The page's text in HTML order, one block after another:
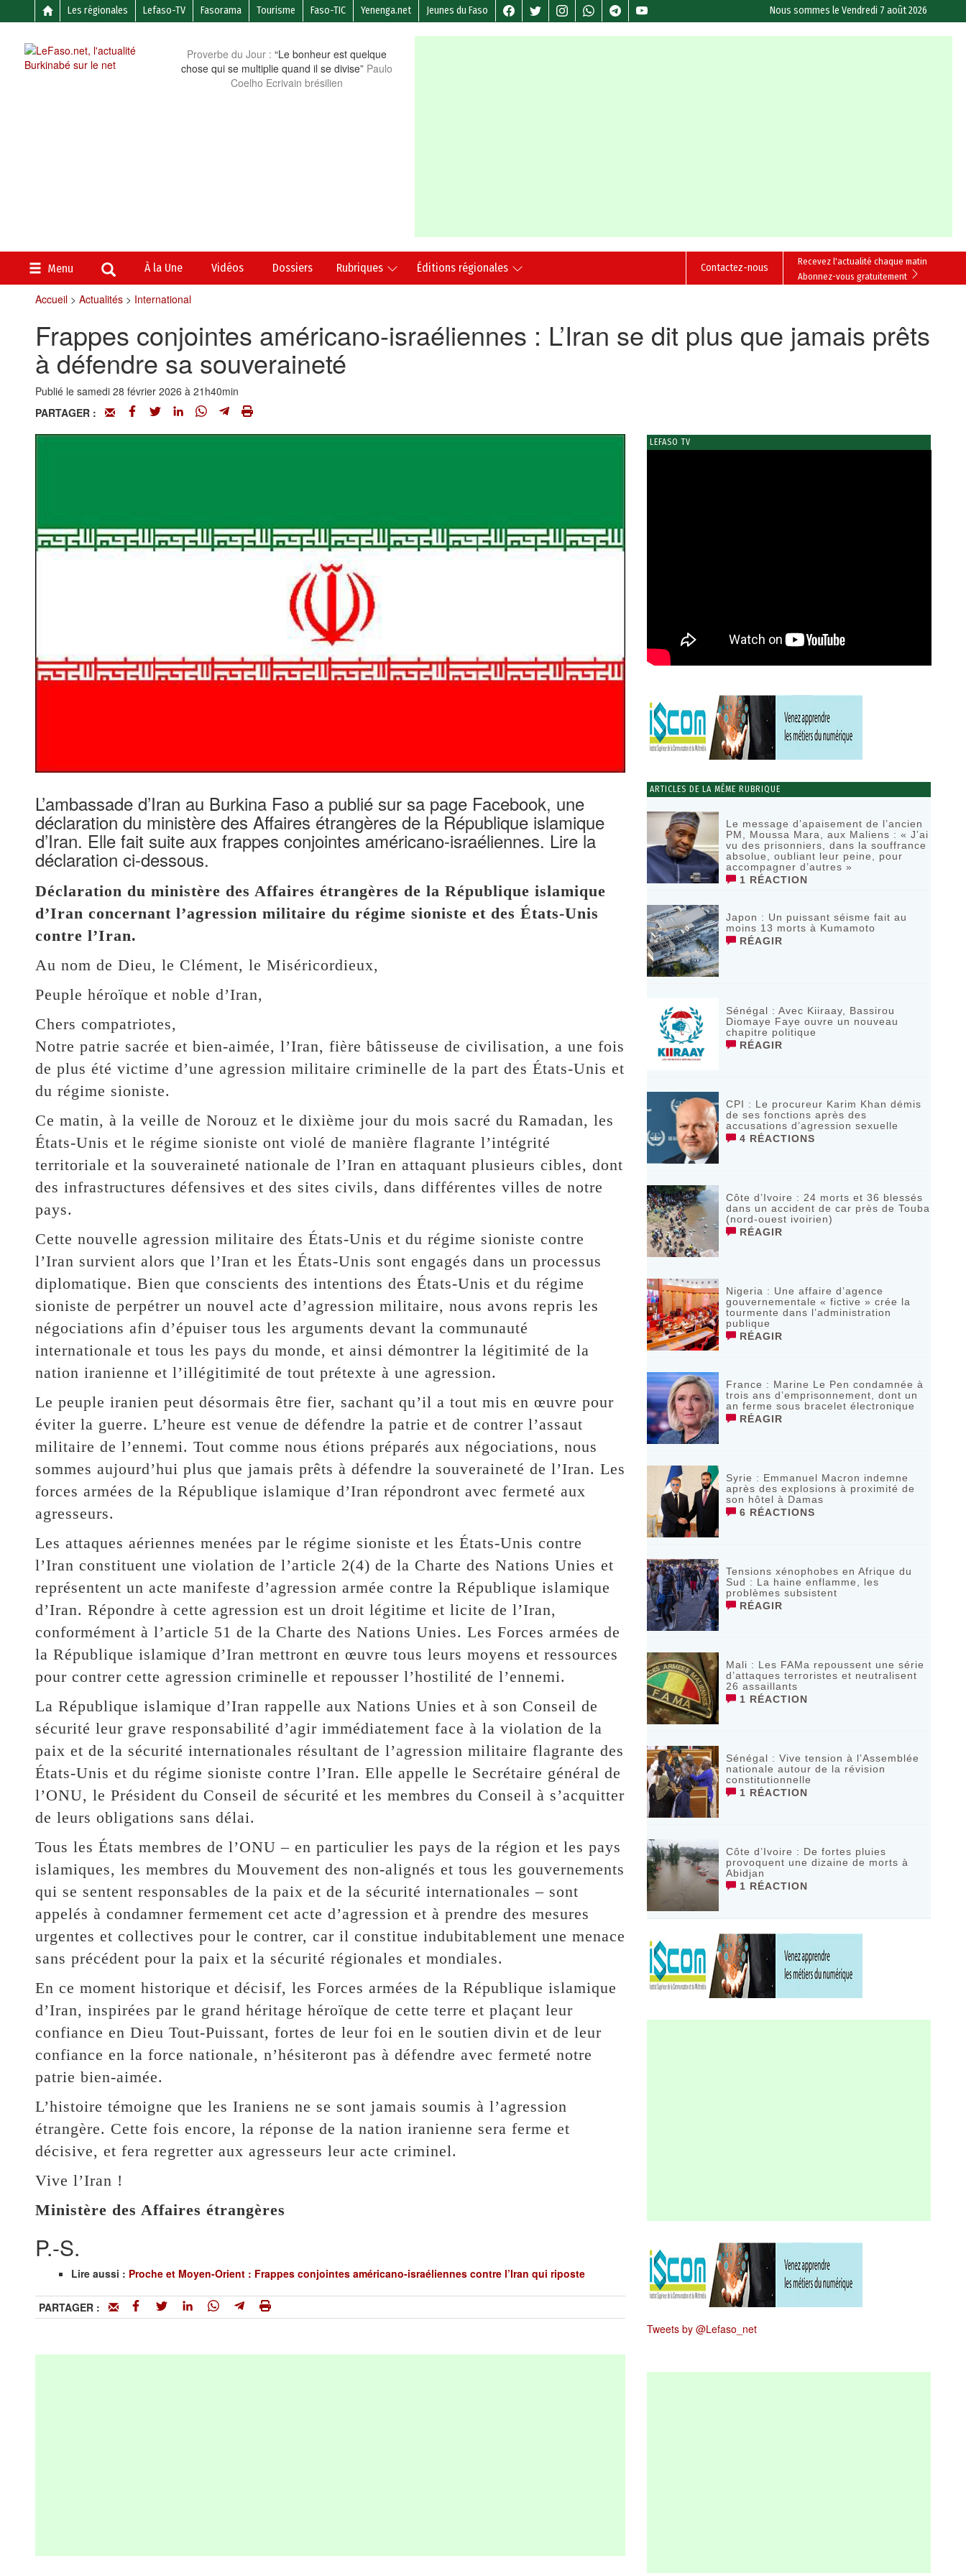
Les régionales Lefaso-TV Fasorama Tourisme Faso-TIC Yenenga.net Jeunes du Faso Nous sommes leVendredi 7 août 2026
Proverbe du Jour : “Le bonheur est quelque
chose qui se multiplie quand il se divise” Paulo
Coelho Ecrivain brésilien
Menu À la Une Vidéos Dossiers Rubriques Éditions régionales
Recevez l'actualité chaque matin
Abonnez-vous gratuitement
Contactez-nous
Accueil> Actualités> International
Frappes conjointes américano-israéliennes : L’Iran se dit plus que jamais prêts
à défendre sa souveraineté
Publié le samedi 28 février 2026 à 21h40min
PARTAGER :
L’ambassade d’Iran au Burkina Faso a publié sur sa page Facebook, une
déclaration du ministère des Affaires étrangères de la République islamique
d’Iran. Elle fait suite aux frappes conjointes américano-israéliennes. Lire la
déclaration ci-dessous.
Déclaration du ministère des Affaires étrangères de la République islamique
d’Iran concernant l’agression militaire du régime sioniste et des États-Unis
contre l’Iran.
Au nom de Dieu, le Clément, le Miséricordieux,
Peuple héroïque et noble d’Iran,
Chers compatriotes,
Notre patrie sacrée et bien-aimée, l’Iran, fière bâtisseuse de civilisation, a une fois
de plus été victime d’une agression militaire criminelle de la part des États-Unis et
du régime sioniste.
Ce matin, à la veille de Norouz et le dixième jour du mois sacré du Ramadan, les
États-Unis et le régime sioniste ont violé de manière flagrante l’intégrité
territoriale et la souveraineté nationale de l’Iran en attaquant plusieurs cibles, dont
des infrastructures défensives et des sites civils, dans différentes villes de notre
pays.
Cette nouvelle agression militaire des États-Unis et du régime sioniste contre
l’Iran survient alors que l’Iran et les États-Unis sont engagés dans un processus
diplomatique. Bien que conscients des intentions des États-Unis et du régime
sioniste de perpétrer un nouvel acte d’agression militaire, nous avons repris les
négociations afin d’épuiser tous les arguments devant la communauté
internationale et tous les pays du monde, et ainsi démontrer la légitimité de la
nation iranienne et l’illégitimité de tout prétexte à une agression.
Le peuple iranien peut désormais être fier, sachant qu’il a tout mis en œuvre pour
éviter la guerre. L’heure est venue de défendre la patrie et de contrer l’assaut
militaire de l’ennemi. Tout comme nous étions préparés aux négociations, nous
sommes aujourd’hui plus que jamais prêts à défendre la souveraineté de l’Iran. Les
forces armées de la République islamique d’Iran répondront avec fermeté aux
agresseurs.
Les attaques aériennes menées par le régime sioniste et les États-Unis contre
l’Iran constituent une violation de l’article 2(4) de la Charte des Nations Unies et
représentent un acte manifeste d’agression armée contre la République islamique
d’Iran. Répondre à cette agression est un droit légitime et licite de l’Iran,
conformément à l’article 51 de la Charte des Nations Unies. Les Forces armées de
la République islamique d’Iran mettront en œuvre tous leurs moyens et ressources
pour contrer cette agression criminelle et repousser l’hostilité de l’ennemi.
La République islamique d’Iran rappelle aux Nations Unies et à son Conseil de
sécurité leur grave responsabilité d’agir immédiatement face à la violation de la
paix et de la sécurité internationales résultant de l’agression militaire flagrante des
États-Unis et du régime sioniste contre l’Iran. Elle appelle le Secrétaire général de
l’ONU, le Président du Conseil de sécurité et les membres du Conseil à s’acquitter
de leurs obligations sans délai.
Tous les États membres de l’ONU – en particulier les pays de la région et les pays
islamiques, les membres du Mouvement des non-alignés et tous les gouvernements
qui se sentent responsables de la paix et de la sécurité internationales – sont
appelés à condamner fermement cet acte d’agression et à prendre des mesures
urgentes et collectives pour le contrer, car il constitue indubitablement une menace
sans précédent pour la paix et la sécurité régionales et mondiales.
En ce moment historique et décisif, les Forces armées de la République islamique
d’Iran, inspirées par le grand héritage héroïque de cette terre et plaçant leur
confiance en Dieu Tout-Puissant, fortes de leur foi en le soutien divin et de leur
confiance en la force nationale, n’hésiteront pas à défendre avec fermeté notre
patrie bien-aimée.
L’histoire témoigne que les Iraniens ne se sont jamais soumis à l’agression
étrangère. Cette fois encore, la réponse de la nation iranienne sera ferme et
décisive, et fera regretter aux agresseurs leur acte criminel.
Vive l’Iran !
Ministère des Affaires étrangères
P.-S.
Lire aussi : Proche et Moyen-Orient : Frappes conjointes américano-israéliennes contre l’Iran qui riposte
PARTAGER :
LEFASO TV
ARTICLES DE LA MÊME RUBRIQUE
Le message d’apaisement de l’ancien
PM, Moussa Mara, aux Maliens : « J’ai
vu des prisonniers, dans la souffrance
absolue, oubliant leur peine, pour
accompagner d’autres »
1 RÉACTION
‎Japon : Un puissant séisme fait au
moins 13 morts à Kumamoto ‎
RÉAGIR
Sénégal : Avec Kiiraay, Bassirou
Diomaye Faye ouvre un nouveau
chapitre politique
RÉAGIR
CPI : Le procureur Karim Khan démis
de ses fonctions après des
accusations d’agression sexuelle
4 RÉACTIONS
Côte d’Ivoire : 24 morts et 36 blessés
dans un accident de car près de Touba
(nord-ouest ivoirien)
RÉAGIR
Nigeria : Une affaire d’agence
gouvernementale « fictive » crée la
tourmente dans l’administration
publique
RÉAGIR
France : Marine Le Pen condamnée à
trois ans d’emprisonnement, dont un
an ferme sous bracelet électronique
RÉAGIR
Syrie : Emmanuel Macron indemne
après des explosions à proximité de
son hôtel à Damas
6 RÉACTIONS
Tensions xénophobes en Afrique du
Sud : La haine enflamme, les
problèmes subsistent
RÉAGIR
Mali : Les FAMa repoussent une série
d’attaques terroristes et neutralisent
26 assaillants
1 RÉACTION
Sénégal : Vive tension à l’Assemblée
nationale autour de la révision
constitutionnelle
1 RÉACTION
Côte d’Ivoire : De fortes pluies
provoquent une dizaine de morts à
Abidjan
1 RÉACTION
Tweets by @Lefaso_net